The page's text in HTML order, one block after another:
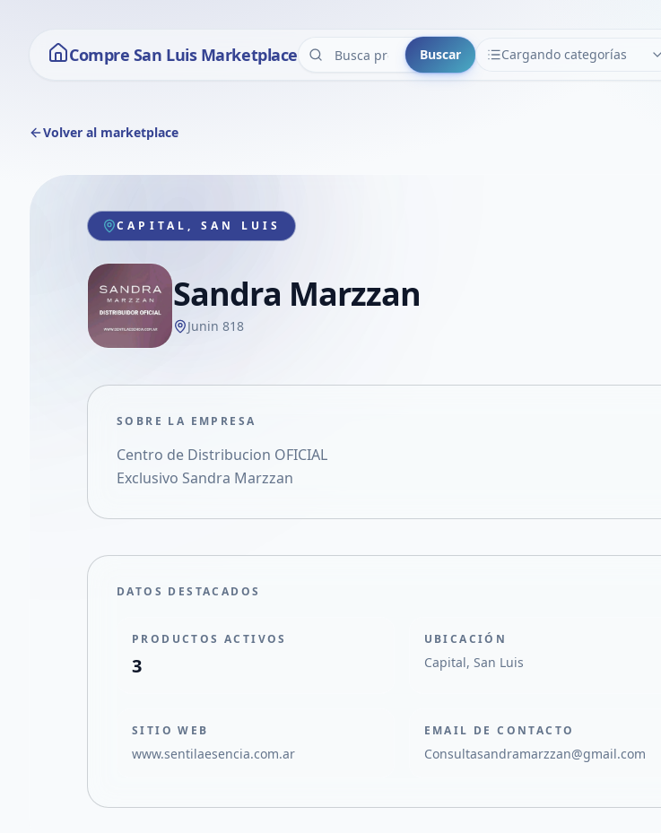
Compre San Luis Marketplace Buscar Cargando categorías
CATEGORÍAS
Volver al marketplace
CAPITAL, SAN LUIS
Sandra Marzzan
Junin 818
SOBRE LA EMPRESA
Centro de Distribucion OFICIAL
Exclusivo Sandra Marzzan
DATOS DESTACADOS
PRODUCTOS ACTIVOS
3
UBICACIÓN
Capital, San Luis
SITIO WEB
www.sentilaesencia.com.ar
EMAIL DE CONTACTO
Consultasandramarzzan@gmail.com